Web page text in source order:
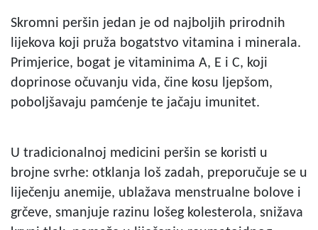
Skromni peršin jedan je od najboljih prirodnih
lijekova koji pruža bogatstvo vitamina i minerala.
Primjerice, bogat je vitaminima A, E i C, koji
doprinose očuvanju vida, čine kosu ljepšom,
poboljšavaju pamćenje te jačaju imunitet.
U tradicionalnoj medicini peršin se koristi u
brojne svrhe: otklanja loš zadah, preporučuje se u
liječenju anemije, ublažava menstrualne bolove i
grčeve, smanjuje razinu lošeg kolesterola, snižava